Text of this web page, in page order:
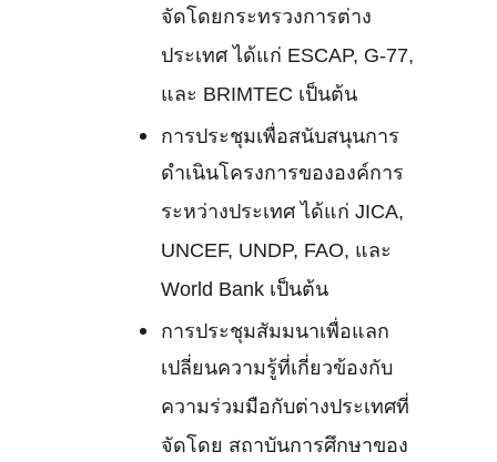
จัดโดยกระทรวงการต่าง
ประเทศ ได้แก่ ESCAP, G-77,
และ BRIMTEC เป็นต้น
การประชุมเพื่อสนับสนุนการ
ดำเนินโครงการขององค์การ
ระหว่างประเทศ ได้แก่ JICA,
UNCEF, UNDP, FAO, และ
World Bank เป็นต้น
การประชุมสัมมนาเพื่อแลก
เปลี่ยนความรู้ที่เกี่ยวข้องกับ
ความร่วมมือกับต่างประเทศที่
จัดโดย สถาบันการศึกษาของ